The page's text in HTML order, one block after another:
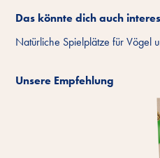
Das könnte dich auch
Natürliche Spielplätze für Vögel
Unsere Empfehlung